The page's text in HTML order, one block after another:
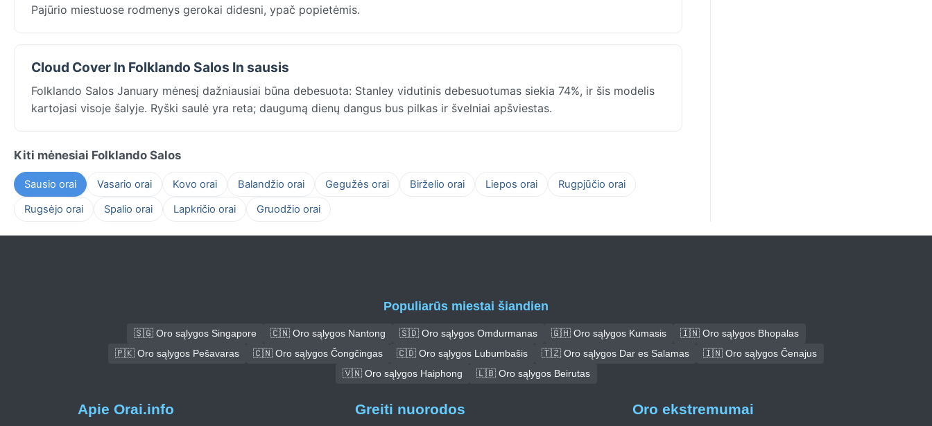
Pajūrio miestuose rodmenys gerokai didesni, ypač popietėmis.
Cloud Cover In Folklando Salos In sausis
Folklando Salos January mėnesį dažniausiai būna debesuota: Stanley vidutinis debesuotumas siekia 74%, ir šis modelis
kartojasi visoje šalyje. Ryški saulė yra reta; daugumą dienų dangus bus pilkas ir švelniai apšviestas.
Kiti mėnesiai Folklando Salos
Sausio orai Vasario orai Kovo orai Balandžio orai Gegužės orai Birželio orai Liepos orai
Rugpjūčio orai
Rugsėjo orai
Spalio orai Lapkričio orai Gruodžio orai
Populiarūs miestai šiandien
🇸🇬 Oro sąlygos Singapore 🇨🇳 Oro sąlygos Nantong 🇸🇩 Oro sąlygos Omdurmanas 🇬🇭 Oro sąlygos Kumasis
🇮🇳 Oro sąlygos Bhopalas
🇵🇰 Oro sąlygos Pešavaras
🇨🇳 Oro sąlygos Čongčingas 🇨🇩 Oro sąlygos Lubumbašis 🇹🇿 Oro sąlygos Dar es Salamas
🇮🇳 Oro sąlygos Čenajus
🇻🇳 Oro sąlygos Haiphong
🇱🇧 Oro sąlygos Beirutas
Apie Orai.info Greiti nuorodos Oro ekstremumai